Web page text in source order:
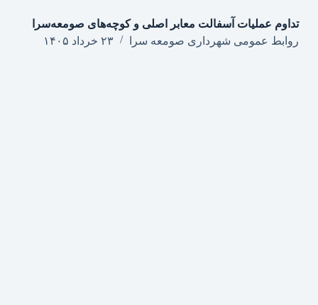
تداوم عملیات آسفالت معابر اصلی و کوچه‌های صومعه‌سرا
روابط عمومی شهرداری صومعه سرا
۲۳ خرداد ۱۴۰۵